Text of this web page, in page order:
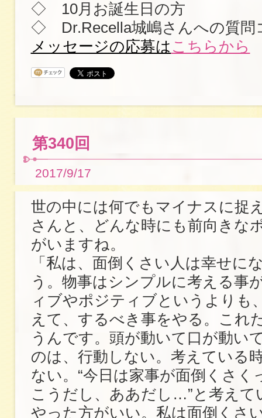
◇ 10月お誕生日の方
◇ Dr.Recella城嶋さんへの質問
メッセージの応募は こちらから
第340回
2017/9/17
世の中には何でもマイナスに捉
さんと、どんな時にも前向きな
がいますね。
「私は、面倒くさい人は幸せに
う。物事はシンプルに考える事
ィブやポジティブというよりも
えて、するべき事をやる。これ
うんです。頭が動いて口が動い
のは、行動しない。考えている
ない。“今日は家事が面倒くさく
こうだし、ああだし…”と考えて
やった方がいい。私は面倒くさ